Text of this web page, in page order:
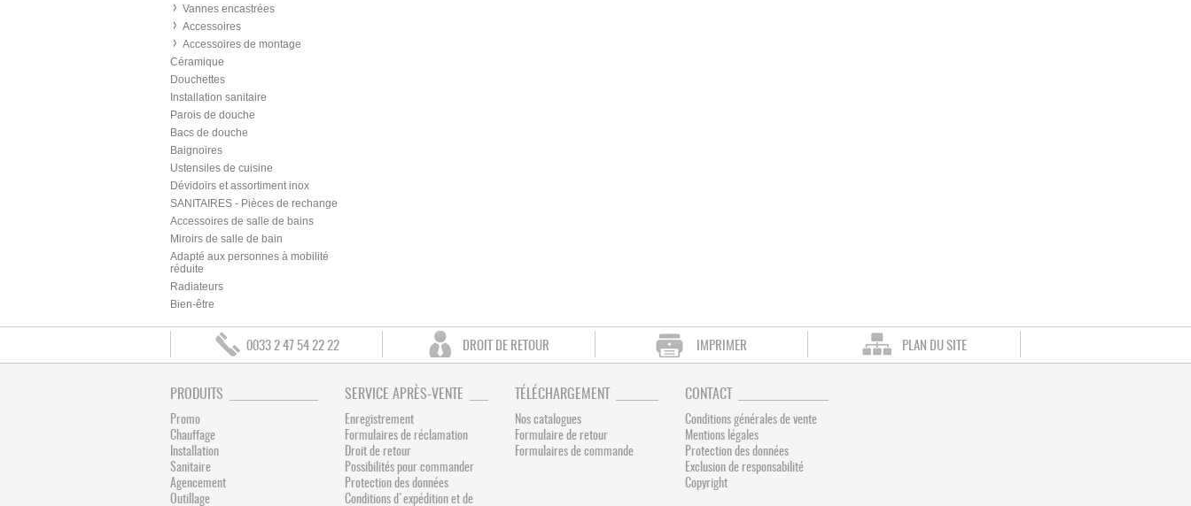
Vannes encastrées
Accessoires
Accessoires de montage
Céramique
Douchettes
Installation sanitaire
Parois de douche
Bacs de douche
Baignoires
Ustensiles de cuisine
Dévidoirs et assortiment inox
SANITAIRES - Pièces de rechange
Accessoires de salle de bains
Miroirs de salle de bain
Adapté aux personnes à mobilité
réduite
Radiateurs
Bien-être
0033 2 47 54 22 22 DROIT DE RETOUR IMPRIMER PLAN DU SITE
PRODUITS
Promo
Chauffage
Installation
Sanitaire
Agencement
Outillage
SERVICE APRÈS-VENTE
Enregistrement
Formulaires de réclamation
Droit de retour
Possibilités pour commander
Protection des données
Conditions d'expédition et de
TÉLÉCHARGEMENT
Nos catalogues
Formulaire de retour
Formulaires de commande
CONTACT
Conditions générales de vente
Mentions légales
Protection des données
Exclusion de responsabilité
Copyright